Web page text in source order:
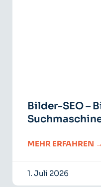
Bilder-SEO –
MEHR ERFAHREN →
1. Juli 2026